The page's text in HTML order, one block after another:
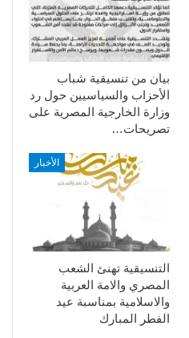
بيان من تنسيقية شباب
الأحزاب والسياسيين حول رد
وزارة الخارجية المصرية على
تصريحات…
الأخبار
التنسيقية تهنئ الشعب
المصري والامة العربية
والاسلامية بمناسبة عيد
الفطر المبارك